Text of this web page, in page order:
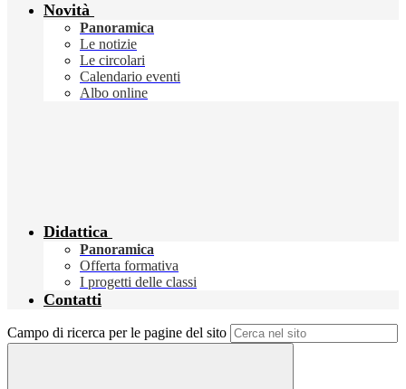
Novità
Panoramica
Le notizie
Le circolari
Calendario eventi
Albo online
Didattica
Panoramica
Offerta formativa
I progetti delle classi
Contatti
Campo di ricerca per le pagine del sito